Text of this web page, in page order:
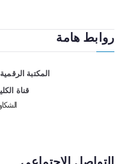
روابط هامة
المكتبة
قناة